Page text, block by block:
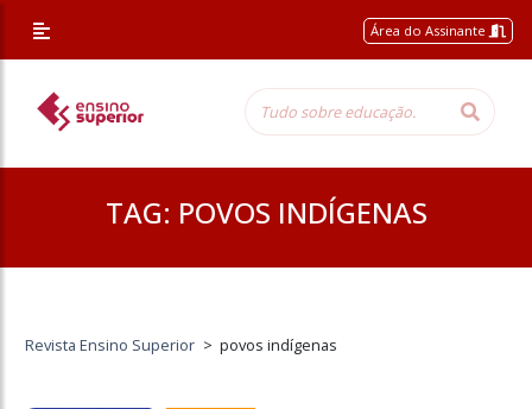
Área do Assinante
TAG: POVOS INDÍGENAS
Revista Ensino Superior > povos indígenas